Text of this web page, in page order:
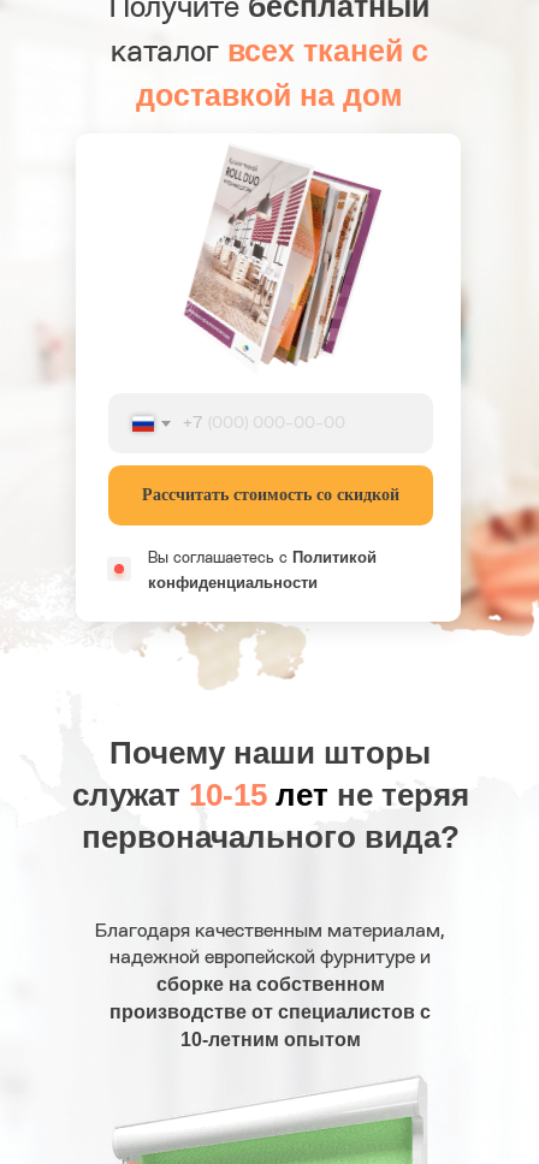
Получите
каталог всех тканей с
доставкой на дом
+7
Рассчитать стоимость со скидкой
Вы соглашаетесь с Политикой
конфиденциальности
Почему наши шторы
служат 10-15 лет не теряя
первоначального вида?
Благодаря качественным материалам,
надежной европейской фурнитуре и
сборке на собственном
производстве от специалистов с
10-летним опытом